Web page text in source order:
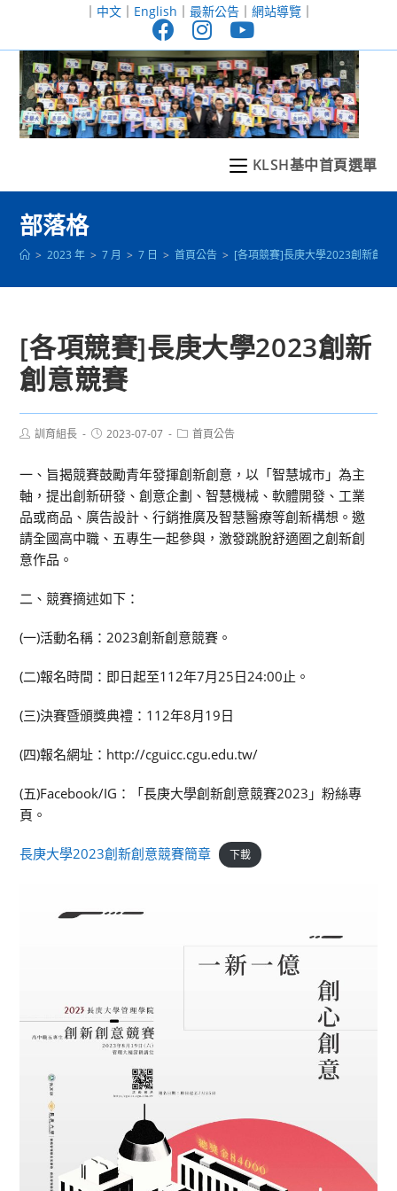
至
｜ 中文｜ English ｜ 最新公告｜ 網站導覽｜
KLSH基中首頁選單
部落格
> 2023 年 > 7 月 > 7 日 > 首頁公告 > [各項競賽]長庚大學2023創新創意
[各項競賽]長庚大學2023創新
創意競賽
Post訓育組長
Post2023-07-07
Post首頁公告
一、旨揭競賽鼓勵青年發揮創新創意，以「智慧城市」為主
軸，提出創新研發、創意企劃、智慧機械、軟體開發、工業
品或商品、廣告設計、行銷推廣及智慧醫療等創新構想。邀
請全國高中職、五專生一起參與，激發跳脫舒適圈之創新創
意作品。
二、競賽摘述如下：
(一)活動名稱：2023創新創意競賽。
(二)報名時間：即日起至112年7月25日24:00止。
(三)決賽暨頒獎典禮：112年8月19日
(四)報名網址：http://cguicc.cgu.edu.tw/
(五)Facebook/IG：「長庚大學創新創意競賽2023」粉絲專
頁。
長庚大學2023創新創意競賽簡章 下載